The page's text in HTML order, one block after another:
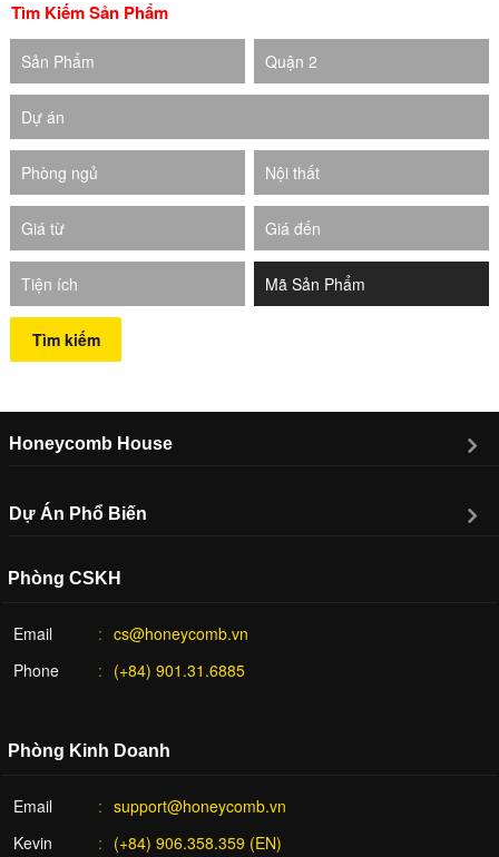
Tìm Kiếm Sản Phẩm
Sản Phẩm Quận 2
Dự án
Phòng ngủ Nội thất
Giá từ Giá đến
Tiện ích
Tìm kiếm
Honeycomb House
Dự Án Phổ Biến
Phòng CSKH
Email
cs@honeycomb.vn
Phone
(+84) 901.31.6885
Phòng Kinh Doanh
Email
support@honeycomb.vn
Kevin
(+84) 906.358.359 (EN)